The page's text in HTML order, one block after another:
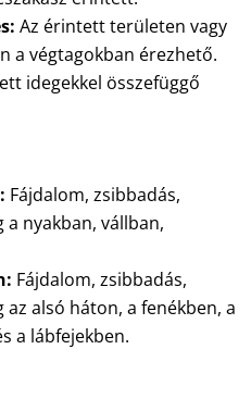
Az érintett területen vagy
a végtagokban érezhető.
idegekkel összefüggő
Fájdalom, zsibbadás,
a nyakban, vállban,
Fájdalom, zsibbadás,
az alsó háton, a fenékben, a
a lábfejekben.